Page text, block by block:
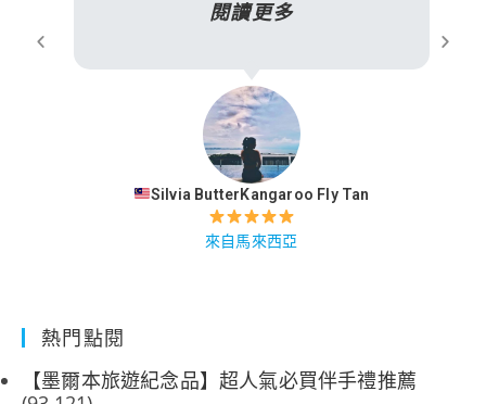
閱讀更多
Silvia ButterKangaroo Fly Tan
來自馬來西亞
熱門點閱
【墨爾本旅遊紀念品】超人氣必買伴手禮推薦